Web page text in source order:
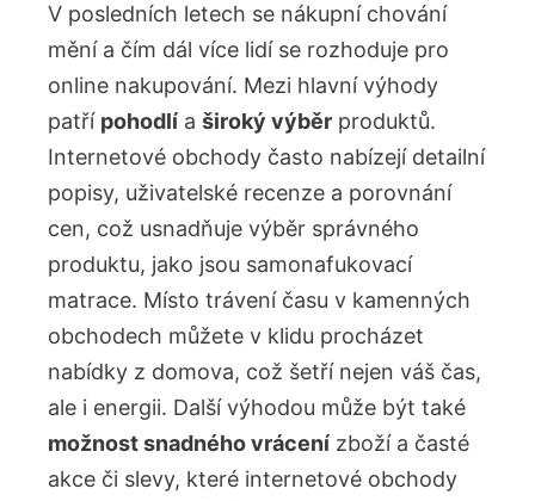
V posledních letech se nákupní chování
mění a čím dál více lidí se rozhoduje pro
online nakupování. Mezi hlavní výhody
patří pohodlí a široký výběr produktů.
Internetové obchody často nabízejí detailní
popisy, uživatelské recenze a porovnání
cen, což usnadňuje výběr správného
produktu, jako jsou samonafukovací
matrace. Místo trávení času v kamenných
obchodech můžete v klidu procházet
nabídky z domova, což šetří nejen váš čas,
ale i energii. Další výhodou může být také
možnost snadného vrácení zboží a časté
akce či slevy, které internetové obchody